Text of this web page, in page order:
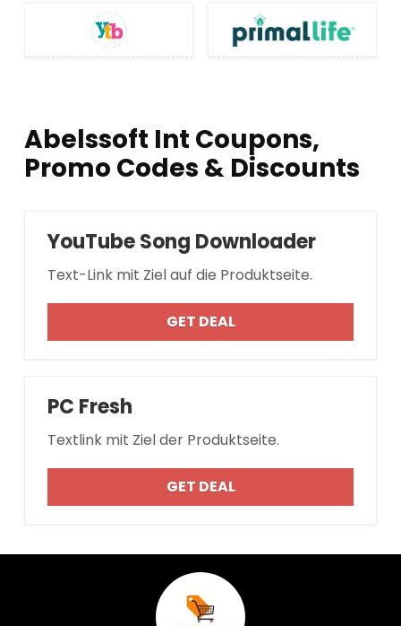
Abelssoft Int Coupons,
Promo Codes & Discounts
YouTube Song Downloader
Text-Link mit Ziel auf die Produktseite.
GET DEAL
PC Fresh
Textlink mit Ziel der Produktseite.
GET DEAL